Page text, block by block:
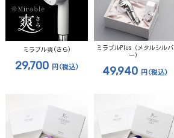
ミラブル爽(さら)
29,700円 (税込)
ミラブルPlus（メタルシルバ
ー）
49,940円 (税込)